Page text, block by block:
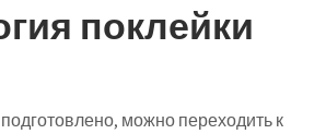
поклейки
можно переходить к